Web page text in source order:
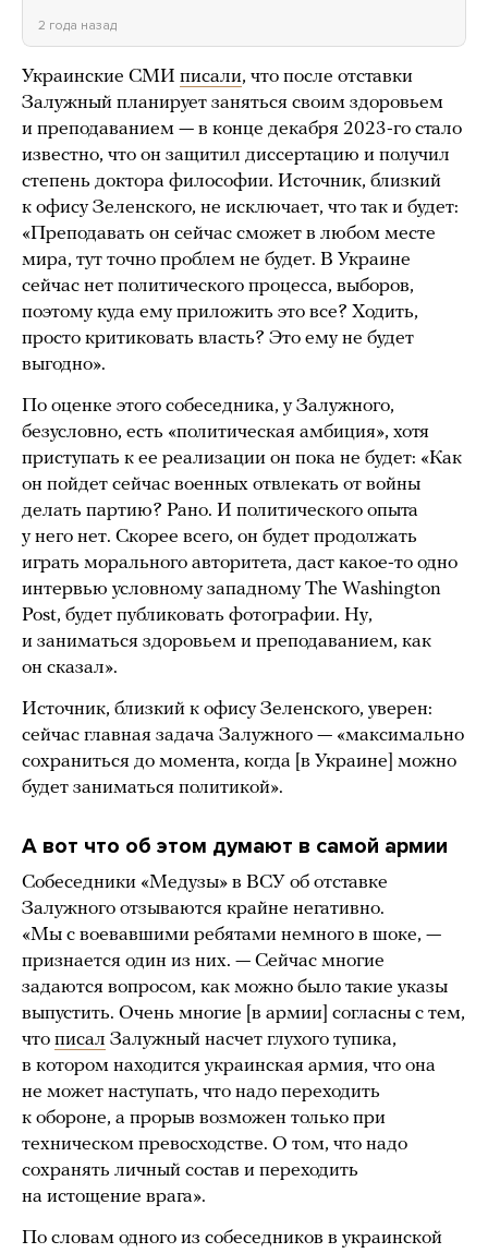
2 года назад
Украинские СМИ писали, что после отставки
Залужный планирует заняться своим здоровьем
и преподаванием — в конце декабря 2023-го стало
известно, что он защитил диссертацию и получил
степень доктора философии. Источник, близкий
к офису Зеленского, не исключает, что так и будет:
«Преподавать он сейчас сможет в любом месте
мира, тут точно проблем не будет. В Украине
сейчас нет политического процесса, выборов,
поэтому куда ему приложить это все? Ходить,
просто критиковать власть? Это ему не будет
выгодно».
По оценке этого собеседника, у Залужного,
безусловно, есть «политическая амбиция», хотя
приступать к ее реализации он пока не будет: «Как
он пойдет сейчас военных отвлекать от войны
делать партию? Рано. И политического опыта
у него нет. Скорее всего, он будет продолжать
играть морального авторитета, даст какое-то одно
интервью условному западному The Washington
Post, будет публиковать фотографии. Ну,
и заниматься здоровьем и преподаванием, как
он сказал».
Источник, близкий к офису Зеленского, уверен:
сейчас главная задача Залужного — «максимально
сохраниться до момента, когда [в Украине] можно
будет заниматься политикой».
А вот что об этом думают в самой армии
Собеседники «Медузы» в ВСУ об отставке
Залужного отзываются крайне негативно.
«Мы с воевавшими ребятами немного в шоке, —
признается один из них. — Сейчас многие
задаются вопросом, как можно было такие указы
выпустить. Очень многие [в армии] согласны с тем,
что писал Залужный насчет глухого тупика,
в котором находится украинская армия, что она
не может наступать, что надо переходить
к обороне, а прорыв возможен только при
техническом превосходстве. О том, что надо
сохранять личный состав и переходить
на истощение врага».
По словам одного из собеседников в украинской